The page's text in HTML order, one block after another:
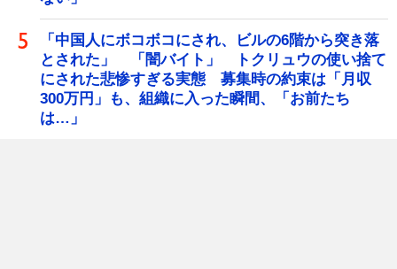
「中国人にボコボコにされ、ビルの6階から突き落
とされた」 「闇バイト」 トクリュウの使い捨て
にされた悲惨すぎる実態 募集時の約束は「月収
300万円」も、組織に入った瞬間、「お前たち
は…」